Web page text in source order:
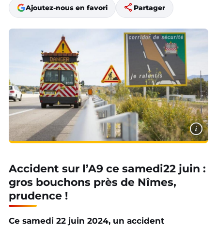
Ajoutez-nous en favori share Partager
i
Accident sur l’A9 ce samedi22 juin :
gros bouchons près de Nîmes,
prudence !
Ce samedi 22 juin 2024, un accident